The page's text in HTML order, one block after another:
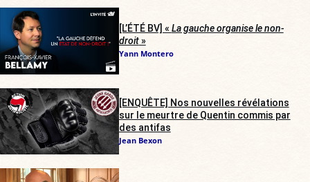
[L’ÉTÉ BV] « La gauche organise le non-
droit»
Yann Montero
[ENQUÊTE] Nos nouvelles révélations
sur le meurtre de Quentin commis par
des antifas
Jean Bexon